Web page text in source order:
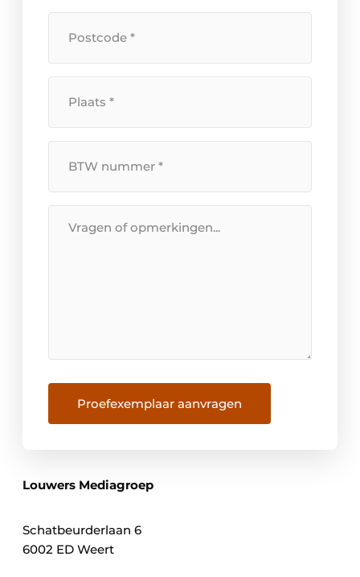
Nummer*
Proefexemplaar aanvragen
Louwers Mediagroep
Schatbeurderlaan 6
6002 ED Weert